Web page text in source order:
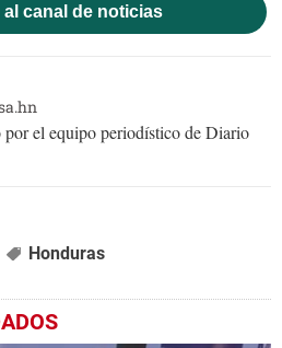
al canal de noticias
el equipo periodístico de Diario
Honduras